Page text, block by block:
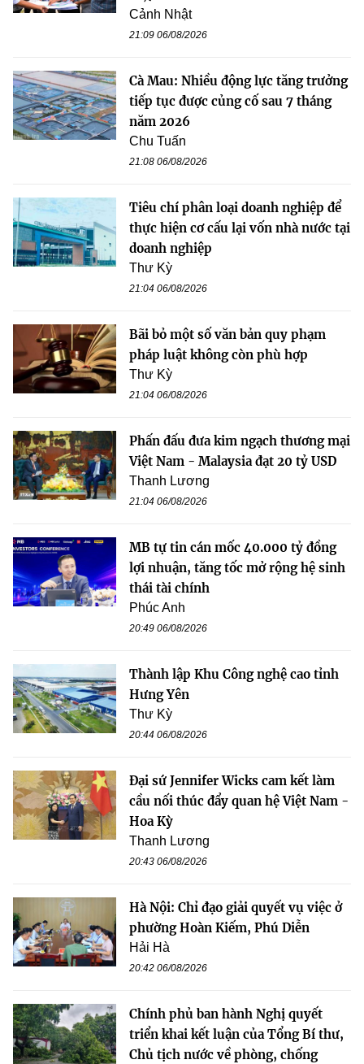
Cảnh Nhật
21:09 06/08/2026
Cà Mau: Nhiều động lực tăng trưởng
tiếp tục được củng cố sau 7 tháng
năm 2026
Chu Tuấn
21:08 06/08/2026
Tiêu chí phân loại doanh nghiệp để
thực hiện cơ cấu lại vốn nhà nước tại
doanh nghiệp
Thư Kỳ
21:04 06/08/2026
Bãi bỏ một số văn bản quy phạm
pháp luật không còn phù hợp
Thư Kỳ
21:04 06/08/2026
Phấn đấu đưa kim ngạch thương mại
Việt Nam - Malaysia đạt 20 tỷ USD
Thanh Lương
21:04 06/08/2026
MB tự tin cán mốc 40.000 tỷ đồng
lợi nhuận, tăng tốc mở rộng hệ sinh
thái tài chính
Phúc Anh
20:49 06/08/2026
Thành lập Khu Công nghệ cao tỉnh
Hưng Yên
Thư Kỳ
20:44 06/08/2026
Đại sứ Jennifer Wicks cam kết làm
cầu nối thúc đẩy quan hệ Việt Nam -
Hoa Kỳ
Thanh Lương
20:43 06/08/2026
Hà Nội: Chỉ đạo giải quyết vụ việc ở
phường Hoàn Kiếm, Phú Diễn
Hải Hà
20:42 06/08/2026
Chính phủ ban hành Nghị quyết
triển khai kết luận của Tổng Bí thư,
Chủ tịch nước về phòng, chống